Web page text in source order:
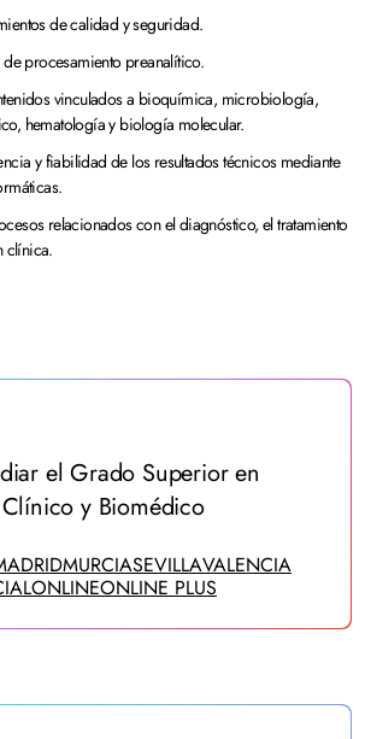
de calidad y seguridad.
de procesamiento preanalítico.
vinculados a bioquímica, microbiología,
hematología y biología molecular.
y fiabilidad de los resultados técnicos mediante
relacionados con el diagnóstico, el tratamiento
clínica.
el Grado Superior en
y Biomédico
MURCIASEVILLAVALENCIA
ONLINEONLINE PLUS